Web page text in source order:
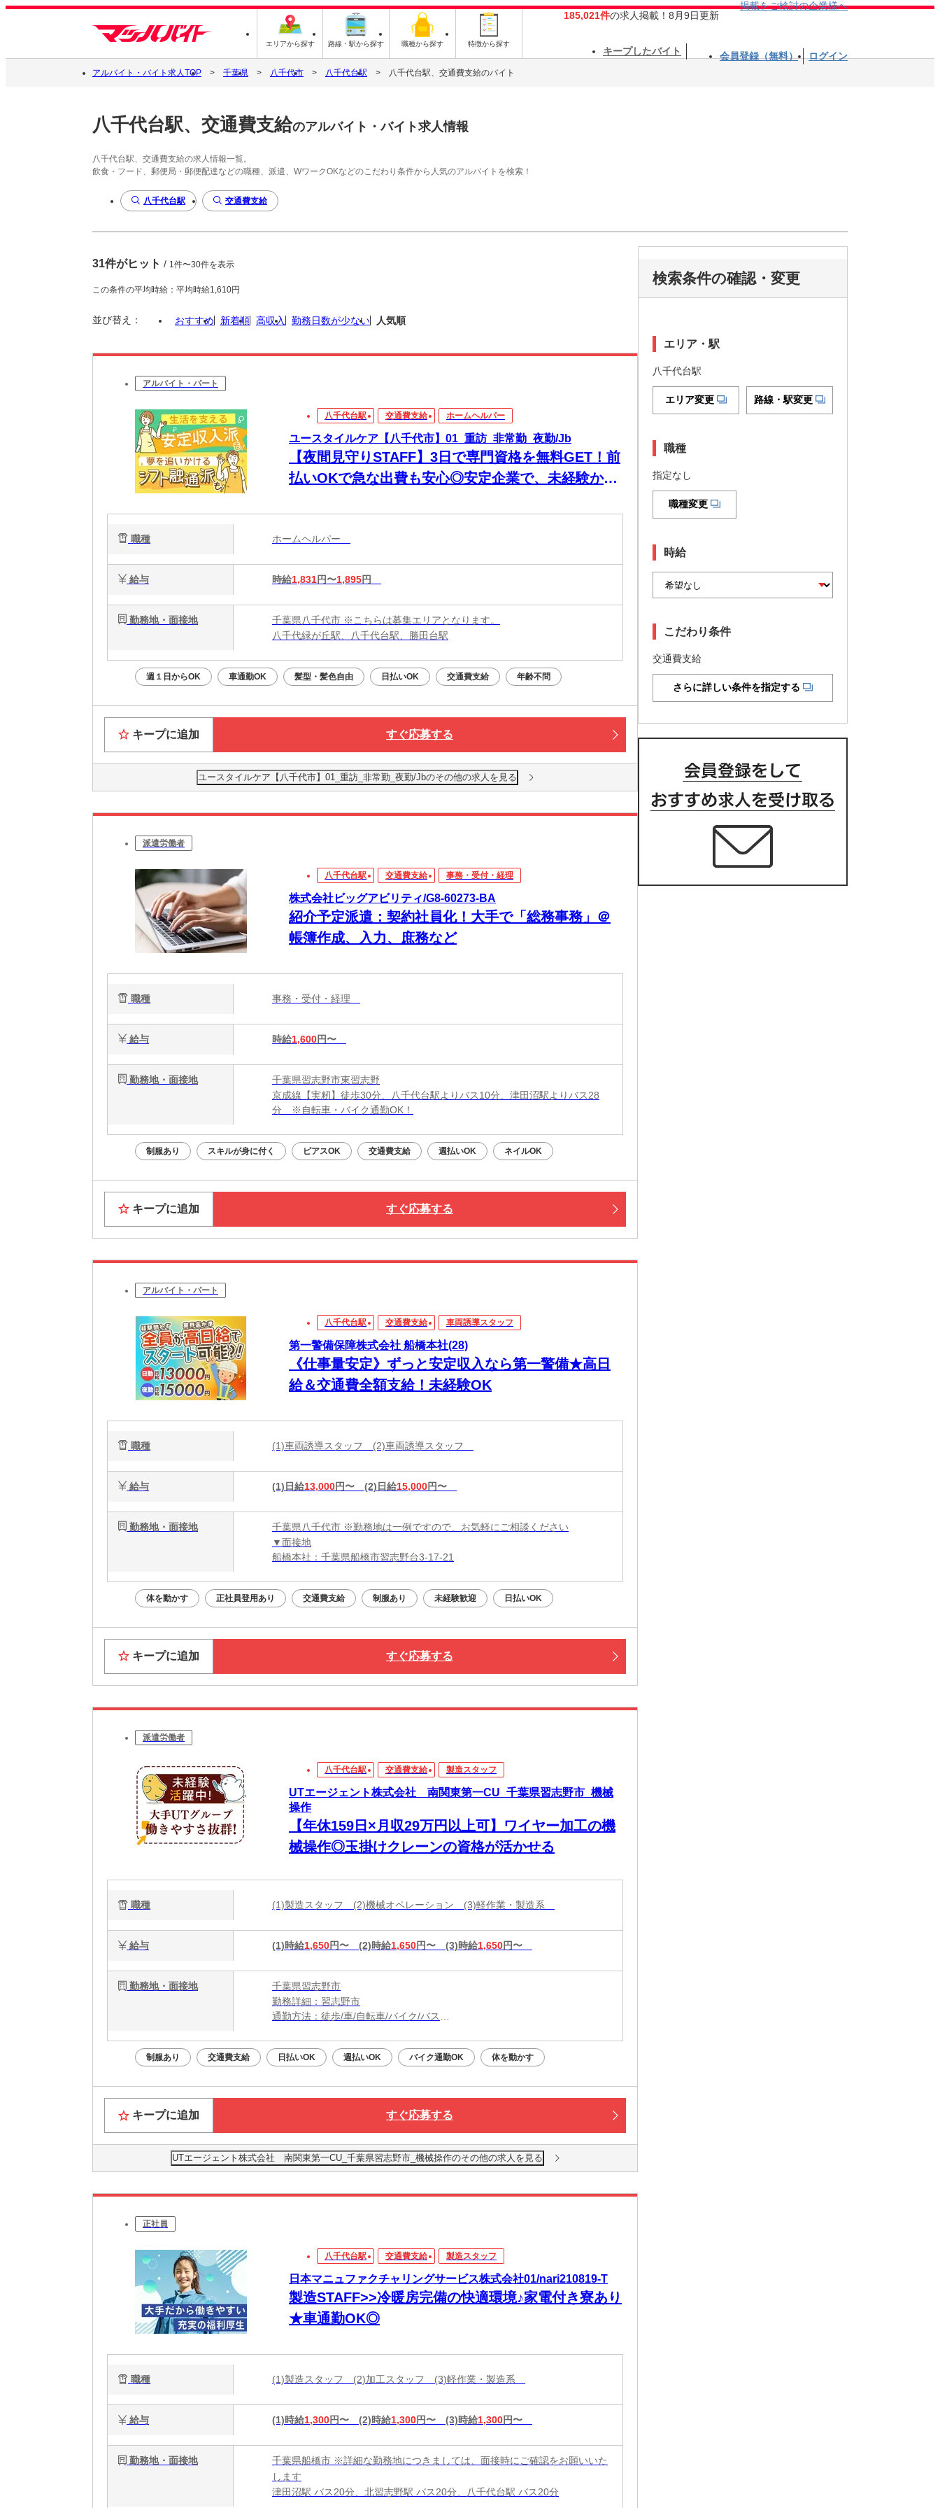
エリアから探す 路線・駅から探す 職種から探す 特徴から探す
185,021件の求人掲載！8月9日更新
掲載をご検討の企業様へ
キープしたバイト 会員登録（無料） ログイン
アルバイト・バイト求人TOP 千葉県 八千代市 八千代台駅 八千代台駅、交通費支給のバイト
八千代台駅、交通費支給のアルバイト・バイト求人情報
八千代台駅、交通費支給の求人情報一覧。
飲食・フード、郵便局・郵便配達などの職種、派遣、WワークOKなどのこだわり条件から人気のアルバイトを検索！
八千代台駅 交通費支給
31件がヒット / 1件〜30件を表示
この条件の平均時給：平均時給1,610円
並び替え： おすすめ 新着順 高収入 勤務日数が少ない 人気順
アルバイト・パート
八千代台駅 交通費支給 ホームヘルパー
ユースタイルケア【八千代市】01_重訪_非常勤_夜勤/Jb
【夜間見守りSTAFF】3日で専門資格を無料GET！前
払いOKで急な出費も安心◎安定企業で、未経験から
職種 ホームヘルパー
給与 時給1,831円〜1,895円
勤務地・面接地
千葉県八千代市 ※こちらは募集エリアとなります。
八千代緑が丘駅、八千代台駅、勝田台駅
週１日からOK 車通勤OK 髪型・髪色自由 日払いOK 交通費支給 年齢不問
キープに追加 すぐ応募する
ユースタイルケア【八千代市】01_重訪_非常勤_夜勤/Jbのその他の求人を見る
派遣労働者
八千代台駅 交通費支給 事務・受付・経理
株式会社ビッグアビリティ/G8-60273-BA
紹介予定派遣：契約社員化！大手で「総務事務」＠
帳簿作成、入力、庶務など
職種 事務・受付・経理
給与 時給1,600円〜
勤務地・面接地
千葉県習志野市東習志野
京成線【実籾】徒歩30分、八千代台駅よりバス10分、津田沼駅よりバス28
分 ※自転車・バイク通勤OK！
制服あり スキルが身に付く ピアスOK 交通費支給 週払いOK ネイルOK
キープに追加 すぐ応募する
アルバイト・パート
八千代台駅 交通費支給 車両誘導スタッフ
第一警備保障株式会社 船橋本社(28)
《仕事量安定》ずっと安定収入なら第一警備★高日
給＆交通費全額支給！未経験OK
職種 (1)車両誘導スタッフ (2)車両誘導スタッフ
給与 (1)日給13,000円〜 (2)日給15,000円〜
勤務地・面接地
千葉県八千代市 ※勤務地は一例ですので、お気軽にご相談ください
▼面接地
船橋本社：千葉県船橋市習志野台3-17-21
体を動かす 正社員登用あり 交通費支給 制服あり 未経験歓迎 日払いOK
キープに追加 すぐ応募する
派遣労働者
八千代台駅 交通費支給 製造スタッフ
UTエージェント株式会社 南関東第一CU_千葉県習志野市_機械
操作
【年休159日×月収29万円以上可】ワイヤー加工の機
械操作◎玉掛けクレーンの資格が活かせる
職種 (1)製造スタッフ (2)機械オペレーション (3)軽作業・製造系
給与 (1)時給1,650円〜 (2)時給1,650円〜 (3)時給1,650円〜
勤務地・面接地
千葉県習志野市
勤務詳細：習志野市
通勤方法：徒歩/車/自転車/バイク/バス
※構内の無料駐車場利用OK
制服あり 交通費支給 日払いOK 週払いOK バイク通勤OK 体を動かす
キープに追加 すぐ応募する
UTエージェント株式会社 南関東第一CU_千葉県習志野市_機械操作のその他の求人を見る
正社員
八千代台駅 交通費支給 製造スタッフ
日本マニュファクチャリングサービス株式会社01/nari210819-T
製造STAFF>>冷暖房完備の快適環境♪家電付き寮あり
★車通勤OK◎
職種 (1)製造スタッフ (2)加工スタッフ (3)軽作業・製造系
給与 (1)時給1,300円〜 (2)時給1,300円〜 (3)時給1,300円〜
勤務地・面接地
千葉県船橋市 ※詳細な勤務地につきましては、面接時にご確認をお願いいた
します
津田沼駅 バス20分、北習志野駅 バス20分、八千代台駅 バス20分
検索条件の確認・変更
エリア・駅
八千代台駅
エリア変更 路線・駅変更
職種
指定なし
職種変更
時給
こだわり条件
交通費支給
さらに詳しい条件を指定する